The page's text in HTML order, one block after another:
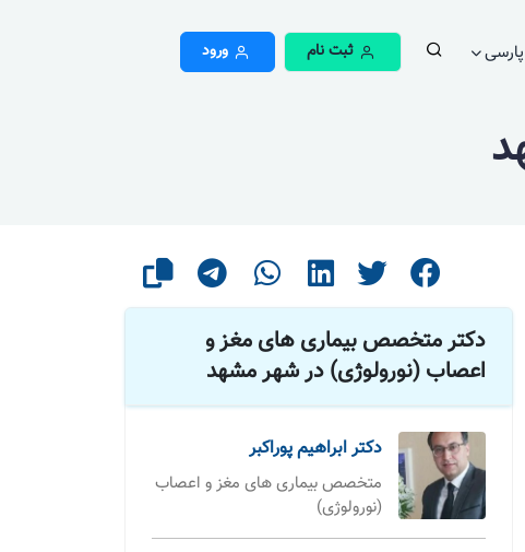
پارسی ثبت نام ورود
دکتر متخصص بیماری های مغز و
اعصاب (نورولوژی) در شهر مشهد
دکتر ابراهیم پوراکبر
متخصص بیماری های مغز و اعصاب
(نورولوژی)